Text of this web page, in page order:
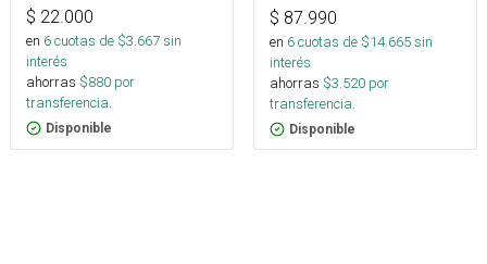
$ 22.000
en 6cuotas de $3.667sin
interés
ahorras $880 por
transferencia.
Disponible
$ 87.990
en 6cuotas de $14.665sin
interés
ahorras $3.520 por
transferencia.
Disponible